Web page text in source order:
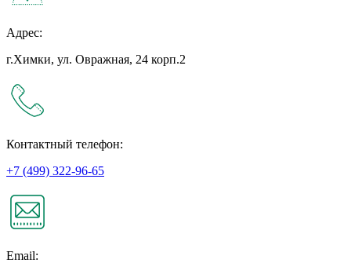
Адрес:
г.Химки, ул. Овражная, 24 корп.2
Контактный телефон:
+7 (499) 322-96-65
Email: